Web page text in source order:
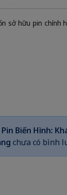
sở hữu pin chính
Pin Biến Hình:
chưa có bình